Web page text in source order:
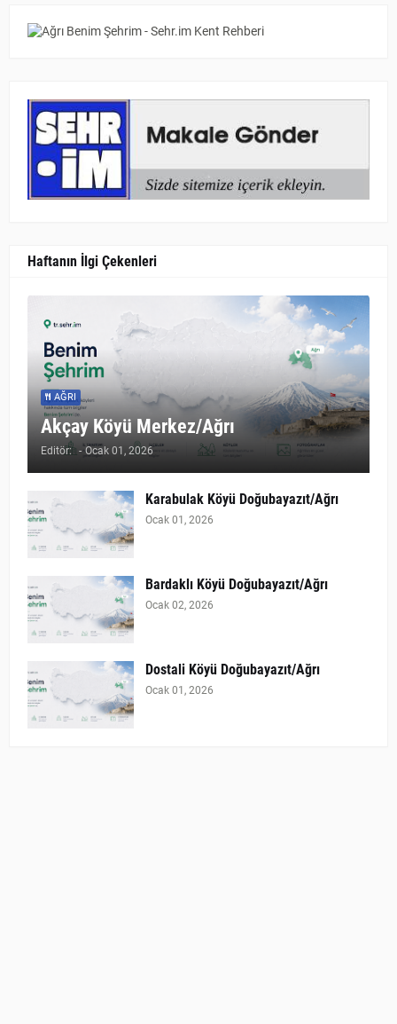
Haftanın İlgi Çekenleri
AĞRI
Akçay Köyü Merkez/Ağrı
Editör: - Ocak 01, 2026
Karabulak Köyü Doğubayazıt/Ağrı
Ocak 01, 2026
Bardaklı Köyü Doğubayazıt/Ağrı
Ocak 02, 2026
Dostali Köyü Doğubayazıt/Ağrı
Ocak 01, 2026